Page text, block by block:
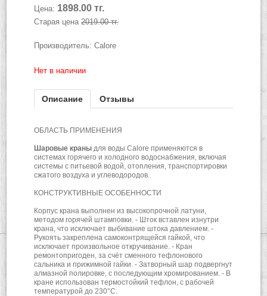
Цена: 1898.00 тг.
Старая цена 2019.00 тг.
Производитель: Calore
Нет в наличии
Описание Отзывы
ОБЛАСТЬ ПРИМЕНЕНИЯ
Шаровые краныдля воды Calore применяются в
системах горячего и холодного водоснабжения, включая
системы с питьевой водой, отопления, транспортировки
сжатого воздуха и углеводородов.
КОНСТРУКТИВНЫЕ ОСОБЕННОСТИ
Корпус крана выполнен из высокопрочной латуни,
методом горячей штамповки. - Шток вставлен изнутри
крана, что исключает выбивание штока давлением. -
Рукоять закреплена самоконтрящейся гайкой, что
исключает произвольное откручивание. - Кран
ремонтопригоден, за счёт сменного тефлонового
сальника и прижимной гайки. - Затворный шар подвергнут
алмазной полировке, с последующим хромированием. - В
кране использован термостойкий тефлон, с рабочей
температурой до 230°С.